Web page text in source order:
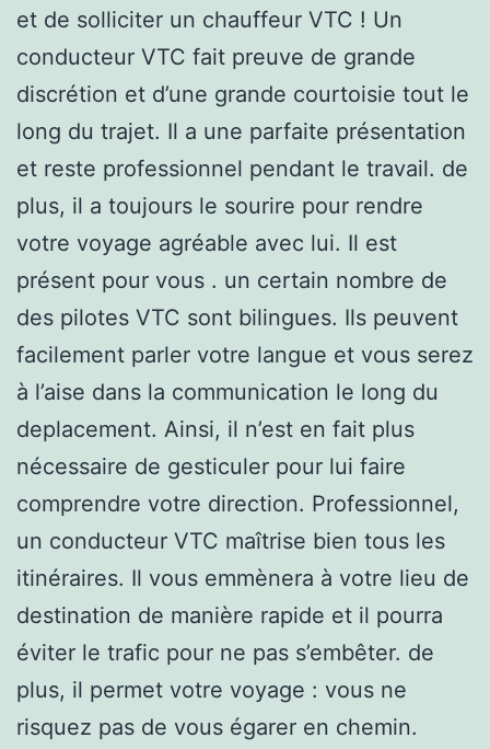
et de solliciter un chauffeur VTC ! Un
conducteur VTC fait preuve de grande
discrétion et d’une grande courtoisie tout le
long du trajet. Il a une parfaite présentation
et reste professionnel pendant le travail. de
plus, il a toujours le sourire pour rendre
votre voyage agréable avec lui. Il est
présent pour vous . un certain nombre de
des pilotes VTC sont bilingues. Ils peuvent
facilement parler votre langue et vous serez
à l’aise dans la communication le long du
deplacement. Ainsi, il n’est en fait plus
nécessaire de gesticuler pour lui faire
comprendre votre direction. Professionnel,
un conducteur VTC maîtrise bien tous les
itinéraires. Il vous emmènera à votre lieu de
destination de manière rapide et il pourra
éviter le trafic pour ne pas s’embêter. de
plus, il permet votre voyage : vous ne
risquez pas de vous égarer en chemin.